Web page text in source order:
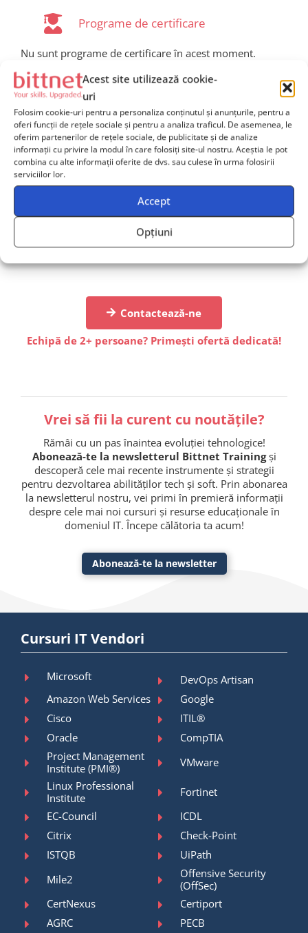
Acest site utilizează cookie-
uri
Folosim cookie-uri pentru a personaliza conținutul și anunțurile, pentru a
oferi funcții de rețele sociale și pentru a analiza traficul. De asemenea, le
oferim partenerilor de rețele sociale, de publicitate și de analize
informații cu privire la modul în care folosiți site-ul nostru. Aceștia le pot
combina cu alte informații oferite de dvs. sau culese în urma folosirii
serviciilor lor.
Accept
Opțiuni
Programe de certificare
Nu sunt programe de certificare în acest moment.
Ai nevoie de îndrumare
pentru alegerea cursurilor
potrivite echipei tale?
și solicită mai multe informații, iar unul
dintre consultanții noștri va reveni către tine în cel mai
scurt timp posibil și îți va oferi
Contactează-ne
Echipă de 2+ persoane? Primești ofertă dedicată!
Vrei să fii la curent cu noutățile?
Rămâi cu un pas înaintea evoluției tehnologice!
Abonează-te la newsletterul Bittnet Trainingși
descoperă cele mai recente instrumente și strategii
pentru dezvoltarea abilităților tech și soft. Prin abonarea
la newsletterul nostru, vei primi în premieră informații
despre cele mai noi cursuri și resurse educaționale în
domeniul IT. Începe călătoria ta acum!
Abonează-te la newsletter
Cursuri IT Vendori
Microsoft
DevOps Artisan
Amazon Web Services
Google
Cisco
ITIL®
Oracle
CompTIA
Project Management
Institute (PMI®)
VMware
Linux Professional
Institute
Fortinet
EC-Council
ICDL
Citrix
Check-Point
ISTQB
UiPath
Mile2
Offensive Security
(OffSec)
CertNexus
Certiport
AGRC
PECB